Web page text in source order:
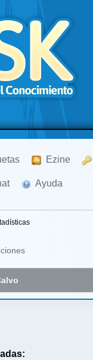
Ezine
Ayuda